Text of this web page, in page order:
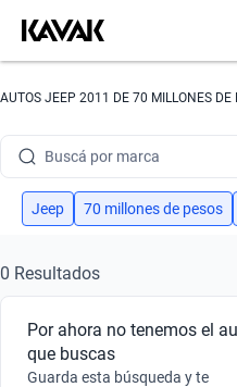
AUTOS JEEP 2011 DE 70 MILLONES DE
Buscá por modelo
Buscá por versión
Buscá por año
Buscá por modelo
Jeep 70 millones de pesos
0 Resultados
Por ahora no tenemos el
que buscas
Guarda esta búsqueda y te